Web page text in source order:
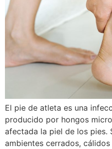
El pie de atleta es una
producido por hongos
afectada la piel de los pies.
ambientes cerrados,